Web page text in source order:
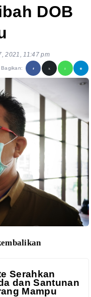
DOB
2021, 11:47 pm
Bagikan:
Serahkan
dan Santunan
Mampu